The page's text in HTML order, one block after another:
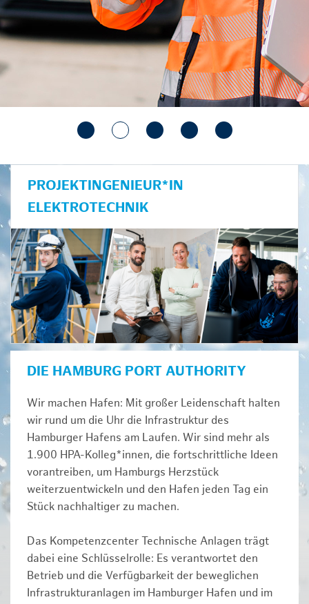
PROJEKTINGENIEUR*IN
ELEKTROTECHNIK
DIE HAMBURG PORT AUTHORITY
Wir machen Hafen: Mit großer Leidenschaft halten
wir rund um die Uhr die Infrastruktur des
Hamburger Hafens am Laufen. Wir sind mehr als
1.900 HPA-Kolleg*innen, die fortschrittliche Ideen
vorantreiben, um Hamburgs Herzstück
weiterzuentwickeln und den Hafen jeden Tag ein
Stück nachhaltiger zu machen.
Das Kompetenzcenter Technische Anlagen trägt
dabei eine Schlüsselrolle: Es verantwortet den
Betrieb und die Verfügbarkeit der beweglichen
Infrastrukturanlagen im Hamburger Hafen und im